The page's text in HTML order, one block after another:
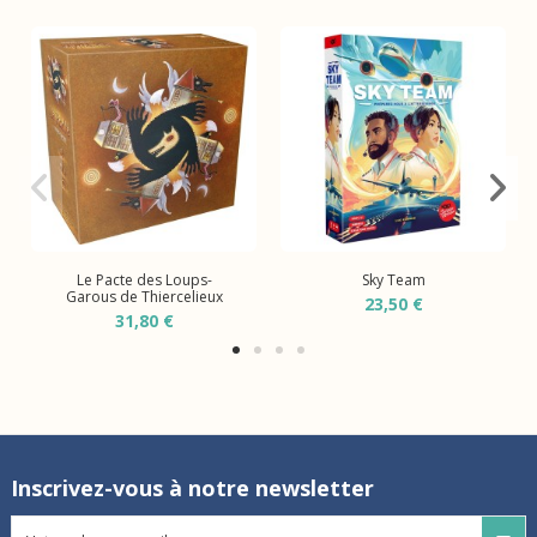
Le Pacte des Loups-
Garous de Thiercelieux
31,80 €
Sky Team
23,50 €
Inscrivez-vous à notre newsletter